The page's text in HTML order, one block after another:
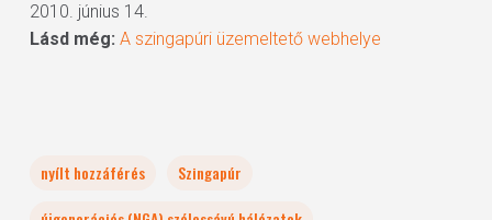
2010. június 14.
Lásd még: A szingapúri üzemeltető webhelye
nyílt hozzáférés
Szingapúr